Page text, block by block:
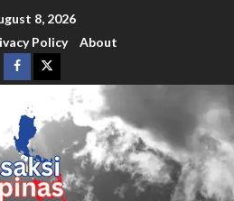
8, 2026
Policy About